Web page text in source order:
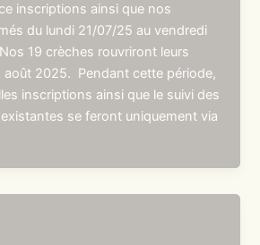
inscriptions ainsi que nos
du lundi 21/07/25 au vendredi
19 crèches rouvriront leurs
août 2025. Pendant cette période,
inscriptions ainsi que le suivi des
se feront uniquement via